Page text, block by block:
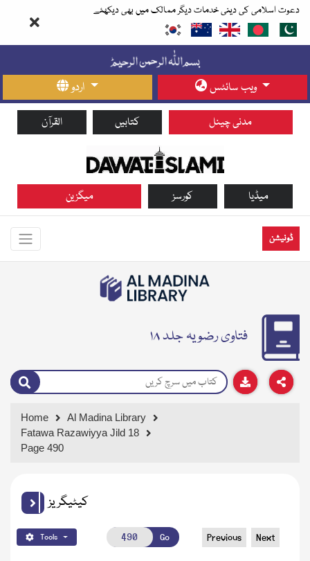
دعوت اسلامی کی دینی خدمات دیگر ممالک میں بھی دیکھئے
اردو ویب سائٹس
القرآن کتابیں مدنی چینل
میگزین کورسز میڈیا
ڈونیشن
فتاوی رضویہ جلد ۱۸
Home
Al Madina Library
Fatawa Razawiyya Jild 18
Page 490
کیٹیگریز
Tools Go Previous Next